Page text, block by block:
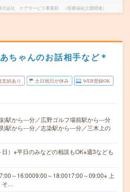
式会社 ケアサービス事業部 （医療福祉介護関連）
ちゃんのお話相手など＊
支給あり 土日祝日が休み WEB登録OK
)駅から---分／広野ゴルフ場前駅から---分
)駅から---分／志染駅から---分／三木上の
）※平日のみなどの相談もOK※週3なども
～16:0009:00～18:0017:00～09:00※ 上
そ…